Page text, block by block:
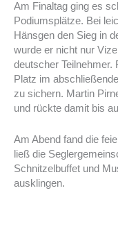
Am Finaltag ging es
Podiumsplätze. Bei
Hänsgen den Sieg in
wurde er nicht nur
deutscher Teilnehmer.
Platz im
zu sichern. Martin
und rückte damit bis
Am Abend fand die
ließ die
Schnitzelbuffet und
ausklingen.